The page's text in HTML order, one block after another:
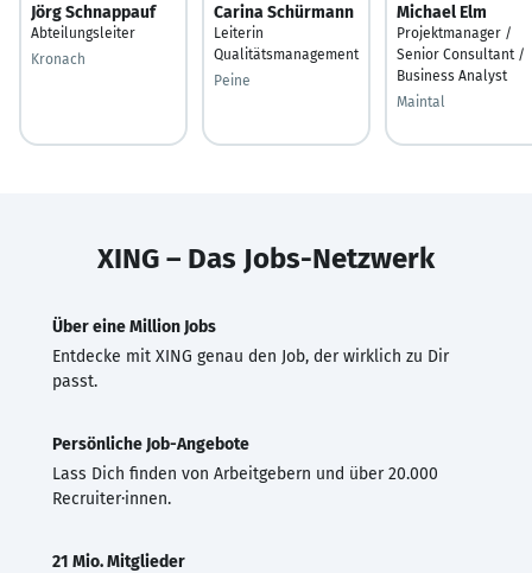
Jörg Schnappauf
Abteilungsleiter
Kronach
Carina Schürmann
Leiterin
Qualitätsmanagement
Peine
Michael Elm
Projektmanager /
Senior Consultant /
Business Analyst
Maintal
XING – Das Jobs-Netzwerk
Über eine Million Jobs
Entdecke mit XING genau den Job, der wirklich zu Dir
passt.
Persönliche Job-Angebote
Lass Dich finden von Arbeitgebern und über 20.000
Recruiter·innen.
21 Mio. Mitglieder